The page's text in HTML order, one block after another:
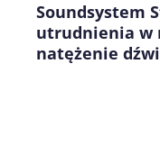
Soundsystem
utrudnienia w
natężenie